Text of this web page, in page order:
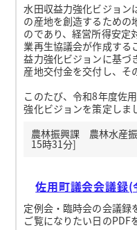
水田収益力強化ビジョン
の産地を創造するための
のであり、経営所得安定
業再生協議会が作成する
益力強化ビジョンに基づ
産地交付金を交付し、そ
このたび、令和8年度佐
強化ビジョンを策定しま
農林振興課 農林水産振
15時31分]
佐用町議会会議録
定例会・臨時会の会議録
ご覧になりたい日のPDF